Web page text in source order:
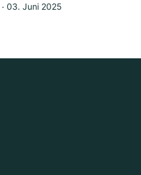
‧ 03. Juni 2025